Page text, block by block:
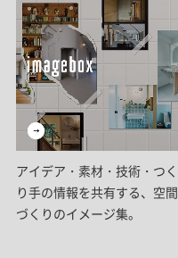
アイデア・素材・技術・つく
り手の情報を共有する、空間
づくりのイメージ集。